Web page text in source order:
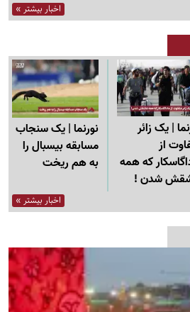
اخبار بیشتر »
| یک زائر
از
که همه
شدن !
نورنما | یک سنجاب
مسابقه بیسبال را
به هم ریخت
اخبار بیشتر »